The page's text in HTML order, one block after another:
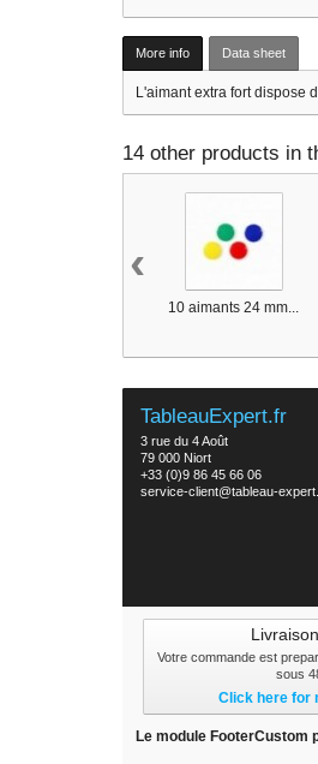
More info Data sheet
L'aimant extra fort dispose
14 other products in
10 aimants 24 mm...
‹
TableauExpert.fr
3 rue du 4 Août
79 000 Niort
+33 (0)9 86 45 66 06
service-client@tableau-
Votre commande est
sous
Click here for
Le module FooterCustom